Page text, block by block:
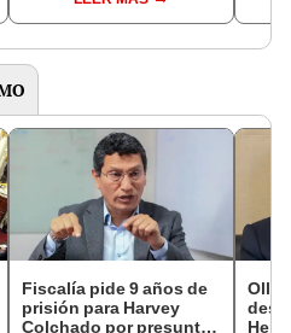
Fiscalía pide 9 años de
prisión para Harvey
Colchado por presunta